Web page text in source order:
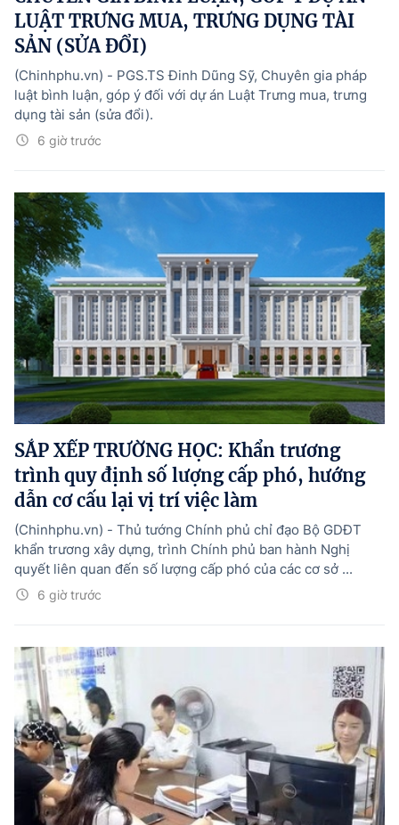
LUẬT TRƯNG MUA, TRƯNG DỤNG TÀI
SẢN (SỬA ĐỔI)
6 giờ trước
(Chinhphu.vn) - PGS.TS Đinh Dũng Sỹ, Chuyên gia pháp
luật bình luận, góp ý đối với dự án Luật Trưng mua, trưng
dụng tài sản (sửa đổi).
SẮP XẾP TRƯỜNG HỌC: Khẩn trương
trình quy định số lượng cấp phó, hướng
dẫn cơ cấu lại vị trí việc làm
6 giờ trước
(Chinhphu.vn) - Thủ tướng Chính phủ chỉ đạo Bộ GDĐT
khẩn trương xây dựng, trình Chính phủ ban hành Nghị
quyết liên quan đến số lượng cấp phó của các cơ sở ...